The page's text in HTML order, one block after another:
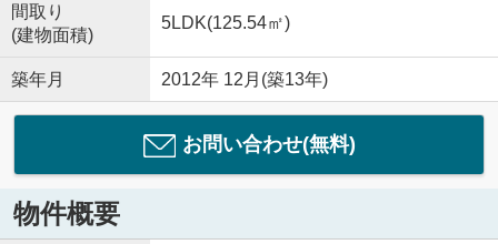
間取り
(建物面積)
5LDK(125.54㎡)
築年月 2012年 12月(築13年)
お問い合わせ(無料)
物件概要